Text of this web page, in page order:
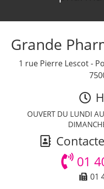
Grande
1 rue Pierre Lescot -
OUVERT DU LUNDI
01
01